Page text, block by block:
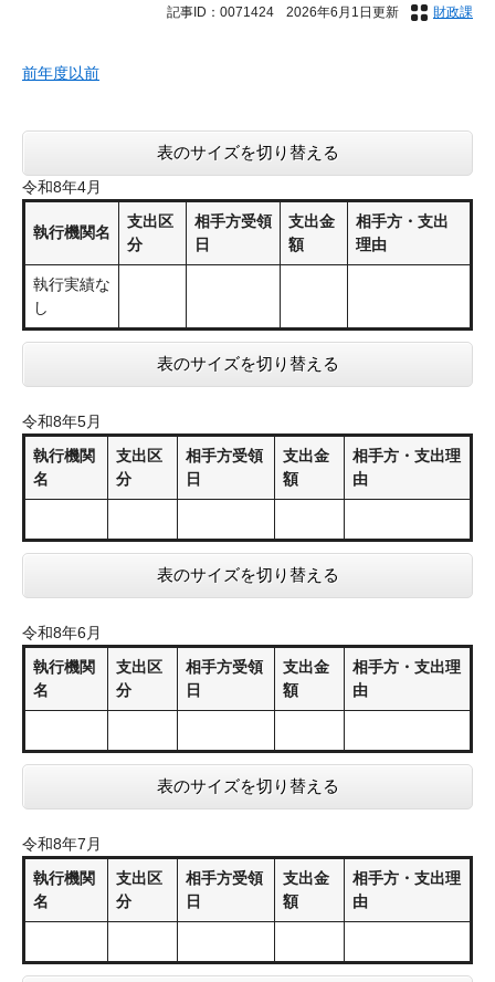
記事ID：0071424 2026年6月1日更新 財政課
前年度以前
表のサイズを切り替える
令和8年4月
執行機関名
支出区
分
相手方受領
日
支出金
額
相手方・支出
理由
執行実績な
し
表のサイズを切り替える
令和8年5月
執行機関
名
支出区
分
相手方受領
日
支出金
額
相手方・支出理
由
表のサイズを切り替える
令和8年6月
執行機関
名
支出区
分
相手方受領
日
支出金
額
相手方・支出理
由
表のサイズを切り替える
令和8年7月
執行機関
名
支出区
分
相手方受領
日
支出金
額
相手方・支出理
由